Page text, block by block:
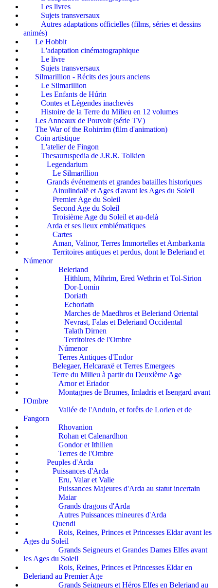
Les livres
Sujets transversaux
Autres adaptations officielles (films, séries et dessins
animés)
Le Hobbit
L'adaptation cinématographique
Le livre
Sujets transversaux
Silmarillion - Récits des jours anciens
Le Silmarillion
Les Enfants de Húrin
Contes et Légendes inachevés
Histoire de la Terre du Milieu en 12 volumes
Les Anneaux de Pouvoir (série TV)
The War of the Rohirrim (film d'animation)
Coin artistique
L'atelier de Fingon
Thesauruspedia de J.R.R. Tolkien
Legendarium
Le Silmarillion
Grands événements et grandes batailles historiques
Ainulindalë et Ages d'avant les Ages du Soleil
Premier Age du Soleil
Second Age du Soleil
Troisième Age du Soleil et au-delà
Arda et ses lieux emblématiques
Cartes
Aman, Valinor, Terres Immortelles et Ambarkanta
Territoires antiques et perdus, dont le Beleriand et
Númenor
Beleriand
Hithlum, Mihrim, Ered Wethrin et Tol-Sirion
Dor-Lomin
Doriath
Echoriath
Marches de Maedhros et Beleriand Oriental
Nevrast, Falas et Beleriand Occidental
Talath Dirnen
Territoires de l'Ombre
Númenor
Terres Antiques d'Endor
Belegaer, Helcaraxë et Terres Emergees
Terre du Milieu à partir du Deuxième Age
Arnor et Eriador
Montagnes de Brumes, Imladris et Isengard avant
l'Ombre
Vallée de l'Anduin, et forêts de Lorien et de
Fangorn
Rhovanion
Rohan et Calenardhon
Gondor et Ithilien
Terres de l'Ombre
Peuples d'Arda
Puissances d'Arda
Eru, Valar et Valie
Puissances Majeures d'Arda au statut incertain
Maiar
Grands dragons d'Arda
Autres Puissances mineures d'Arda
Quendi
Rois, Reines, Princes et Princesses Eldar avant les
Ages du Soleil
Grands Seigneurs et Grandes Dames Elfes avant
les Ages du Soleil
Rois, Reines, Princes et Princesses Eldar en
Beleriand au Premier Age
Grands Seigneurs et Héros Elfes en Beleriand au